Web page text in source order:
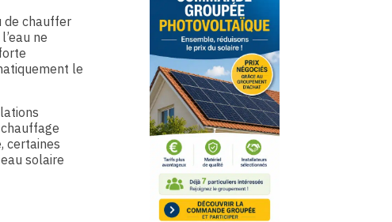
de chauffer
ne
le
certaines
solaire